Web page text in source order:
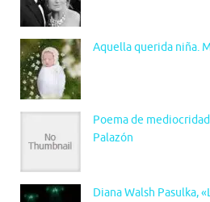
Aquella querida niña.
Poema de
Palazón
Diana Walsh Pasulka,